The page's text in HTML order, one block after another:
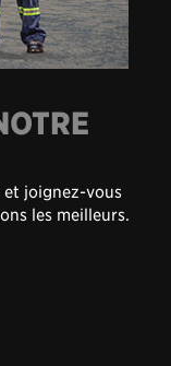
joignez-vous
les meilleurs.